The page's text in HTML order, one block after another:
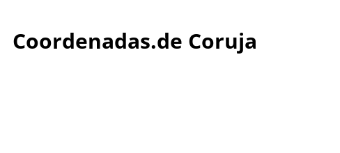
Coordenadas.de Coruja